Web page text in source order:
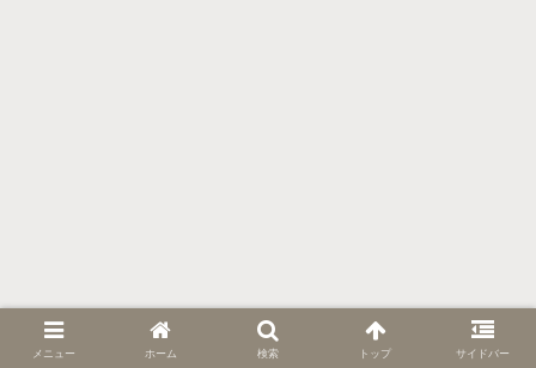
メニュー ホーム 検索 トップ サイドバー